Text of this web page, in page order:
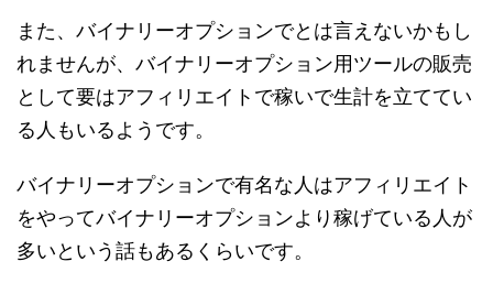
また、バイナリーオプションでとは言えないかもし
れませんが、バイナリーオプション用ツールの販売
として要はアフィリエイトで稼いで生計を立ててい
る人もいるようです。
バイナリーオプションで有名な人はアフィリエイト
をやってバイナリーオプションより稼げている人が
多いという話もあるくらいです。